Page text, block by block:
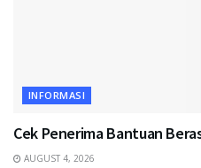
INFORMASI
Cek Penerima Bantuan
AUGUST 4, 2026